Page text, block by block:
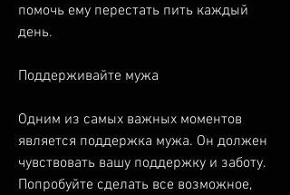
помочь ему перестать пить каждый
день.
Поддерживайте мужа
Одним из самых важных моментов
является поддержка мужа. Он должен
чувствовать вашу поддержку и заботу.
Попробуйте сделать все возможное,